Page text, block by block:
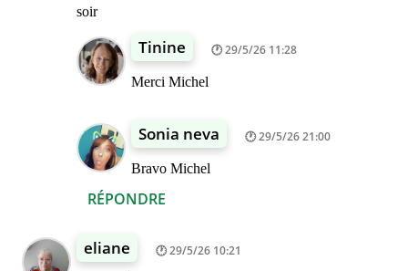
soir
RÉPONDRE
Tinine 29/5/26 11:28
Merci Michel
Sonia neva 29/5/26 21:00
Bravo Michel
eliane 29/5/26 10:21